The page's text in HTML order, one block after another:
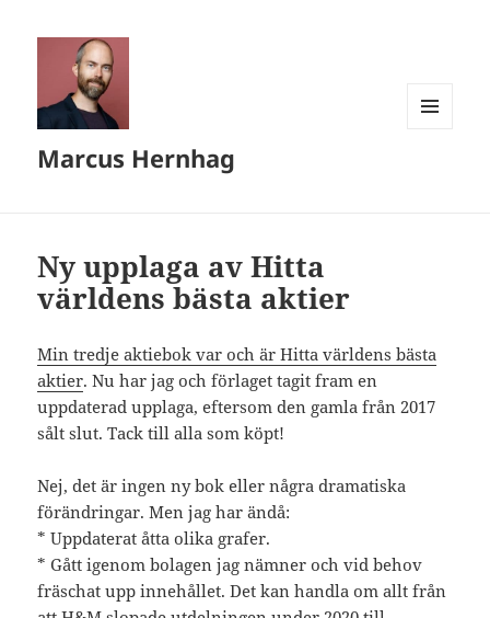
Marcus Hernhag
Ny upplaga av Hitta
världens bästa aktier
Min tredje aktiebok var och är Hitta världens bästa
aktier. Nu har jag och förlaget tagit fram en
uppdaterad upplaga, eftersom den gamla från 2017
sålt slut. Tack till alla som köpt!
Nej, det är ingen ny bok eller några dramatiska
förändringar. Men jag har ändå:
* Uppdaterat åtta olika grafer.
* Gått igenom bolagen jag nämner och vid behov
fräschat upp innehållet. Det kan handla om allt från